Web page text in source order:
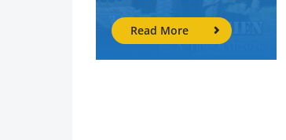
Read More